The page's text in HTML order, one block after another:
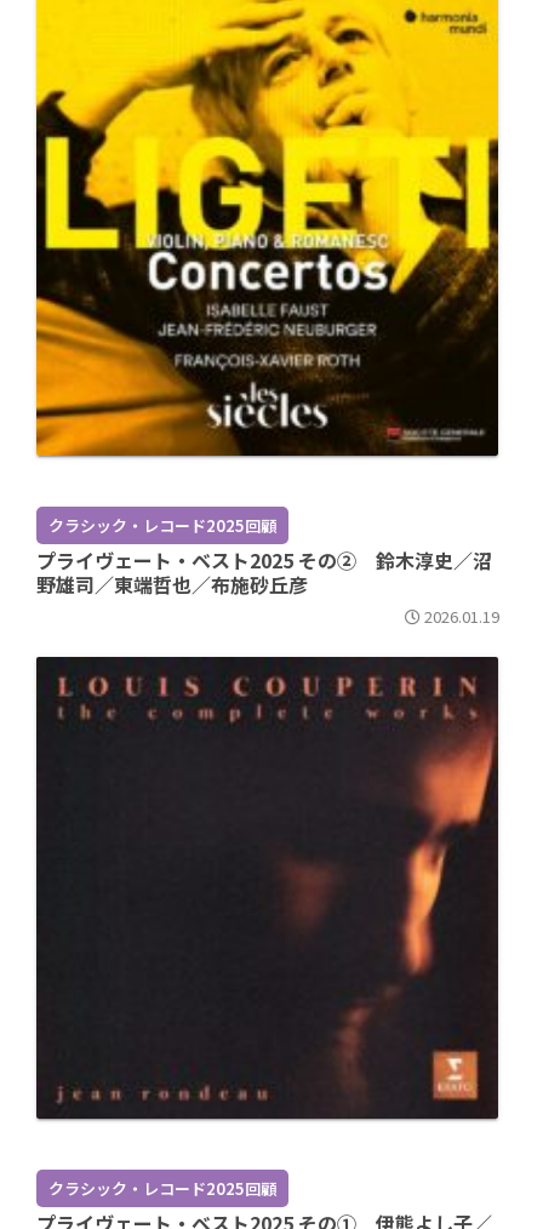
クラシック・レコード2025回顧
プライヴェート・ベスト2025 その② 鈴木淳史／沼
野雄司／東端哲也／布施砂丘彦
2026.01.19
クラシック・レコード2025回顧
プライヴェート・ベスト2025 その① 伊熊よし子／